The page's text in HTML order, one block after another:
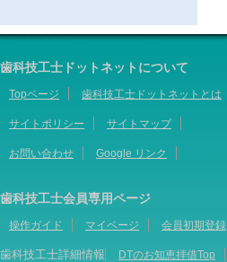
歯科技工士ドットネットについて
Topページ 歯科技工士ドットネットとは
サイトポリシー サイトマップ
お問い合わせ Google リンク
歯科技工士会員専用ページ
操作ガイド マイページ 会員初期登録
歯科技工士詳細情報 DTのお知恵拝借Top